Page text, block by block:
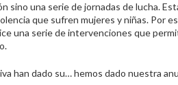
sino una serie de jornadas de lucha.
que sufren mujeres y niñas. Por
una serie de intervenciones que
han dado su… hemos dado nuestra